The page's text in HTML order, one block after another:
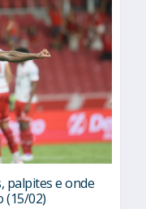
palpites e onde
(15/02)